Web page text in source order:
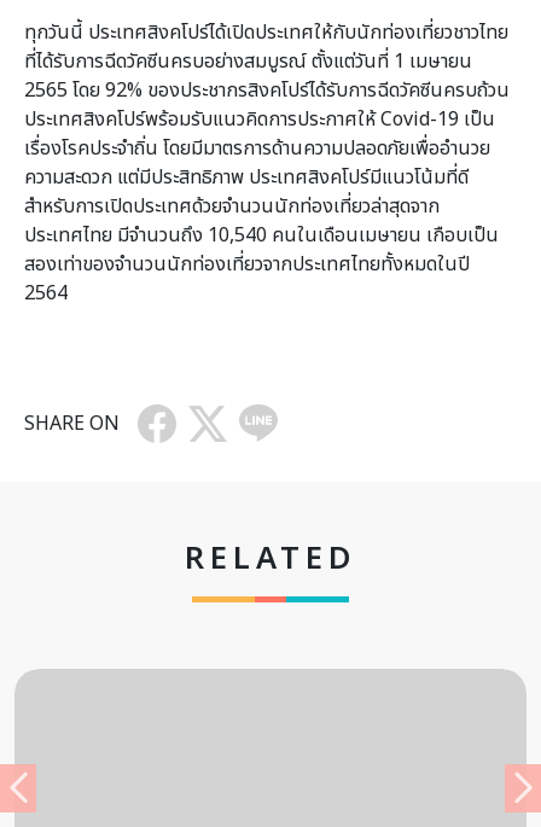
ทุกวันนี้ ประเทศสิงคโปร์ได้เปิดประเทศให้กับนักท่องเที่ยวชาวไทย
ที่ได้รับการฉีดวัคซีนครบอย่างสมบูรณ์ ตั้งแต่วันที่ 1 เมษายน
2565 โดย 92% ของประชากรสิงคโปร์ได้รับการฉีดวัคซีนครบถ้วน
ประเทศสิงคโปร์พร้อมรับแนวคิดการประกาศให้ Covid-19 เป็น
เรื่องโรคประจำถิ่น โดยมีมาตรการด้านความปลอดภัยเพื่ออำนวย
ความสะดวก แต่มีประสิทธิภาพ ประเทศสิงคโปร์มีแนวโน้มที่ดี
สำหรับการเปิดประเทศด้วยจำนวนนักท่องเที่ยวล่าสุดจาก
ประเทศไทย มีจำนวนถึง 10,540 คนในเดือนเมษายน เกือบเป็น
สองเท่าของจำนวนนักท่องเที่ยวจากประเทศไทยทั้งหมดในปี
2564
SHARE ON
RELATED